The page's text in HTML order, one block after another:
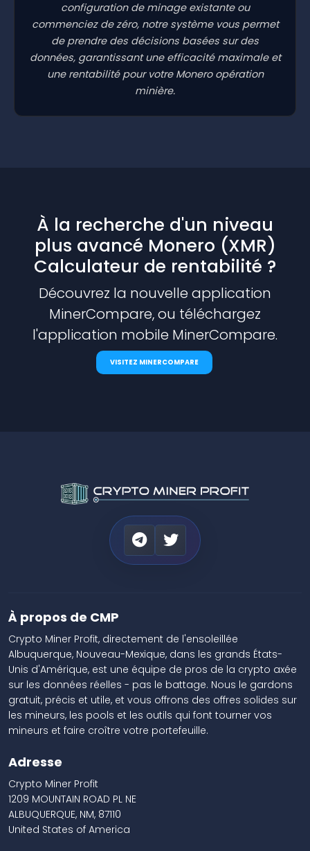
configuration de minage existante ou
commenciez de zéro, notre système vous permet
de prendre des décisions basées sur des
données, garantissant une efficacité maximale et
une rentabilité pour votre Monero opération
minière.
À la recherche d'un niveau
plus avancé Monero (XMR)
Calculateur de rentabilité ?
Découvrez la nouvelle application
MinerCompare, ou téléchargez
l'application mobile MinerCompare.
VISITEZ MINERCOMPARE
À propos de CMP
Crypto Miner Profit, directement de l'ensoleillée
Albuquerque, Nouveau-Mexique, dans les grands États-
Unis d'Amérique, est une équipe de pros de la crypto axée
sur les données réelles - pas le battage. Nous le gardons
gratuit, précis et utile, et vous offrons des offres solides sur
les mineurs, les pools et les outils qui font tourner vos
mineurs et faire croître votre portefeuille.
Adresse
Crypto Miner Profit
1209 MOUNTAIN ROAD PL NE
ALBUQUERQUE, NM, 87110
United States of America